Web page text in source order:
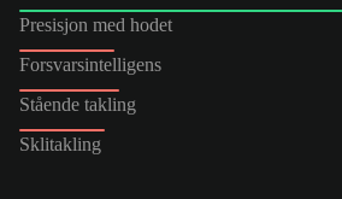
Presisjon med hodet
Forsvarsintelligens
Stående takling
Sklitakling